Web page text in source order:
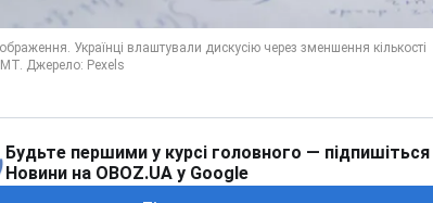
Будьте першими у курсі головного — підпишіться
Новини на OBOZ.UA у Google